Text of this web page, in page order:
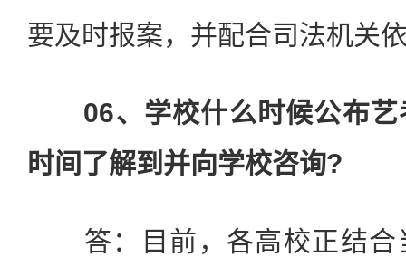
要及时报案，并配合司法机关
06、学校什么时候公布
时间了解到并向学校咨询?
答：目前，各高校正结合